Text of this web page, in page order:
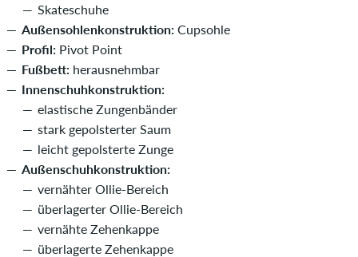
Skateschuhe
Außensohlenkonstruktion: Cupsohle
Profil: Pivot Point
Fußbett: herausnehmbar
Innenschuhkonstruktion:
elastische Zungenbänder
stark gepolsterter Saum
leicht gepolsterte Zunge
Außenschuhkonstruktion:
vernähter Ollie-Bereich
überlagerter Ollie-Bereich
vernähte Zehenkappe
überlagerte Zehenkappe